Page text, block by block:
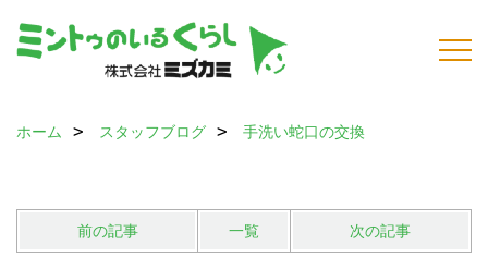
ホーム スタッフブログ 手洗い蛇口の交換
前の記事 一覧 次の記事